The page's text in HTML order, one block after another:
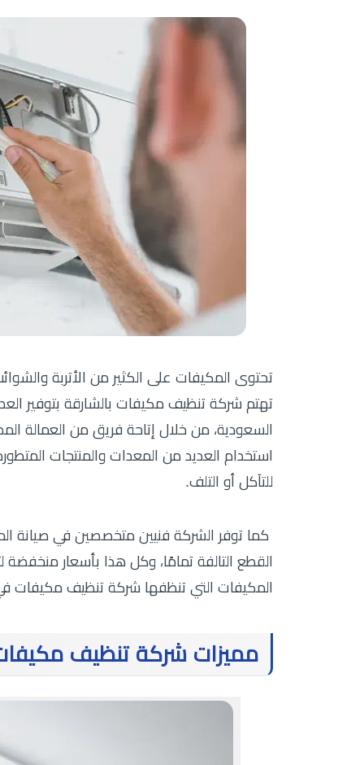
تحتوى المكيفات على الكثير من الأتربة
تهتم شركة تنظيف مكيفات بالشارقة بتوفير
السعودية، من خلال إتاحة فريق من العمالة
استخدام العديد من المعدات والمنتجات
للتآكل أو التلف.
كما توفر الشركة فنيين متخصصين في صيانة
القطع التالفة تمامًا، وكل هذا بأسعار
المكيفات التي تنظفها شركة تنظيف مكيفات
مميزات شركة تنظيف